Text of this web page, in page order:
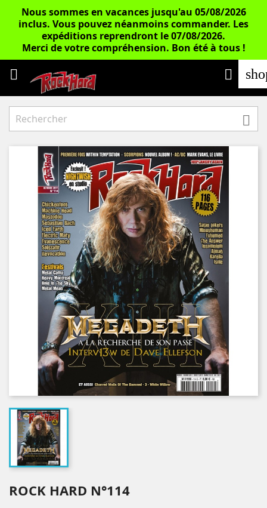
Nous sommes en vacances jusqu'au 05/08/2026
inclus. Vous pouvez néanmoins commander. Les
expéditions reprendront le 07/08/2026.
Merci de votre compréhension. Bon été à tous !
 

ROCK HARD N°114